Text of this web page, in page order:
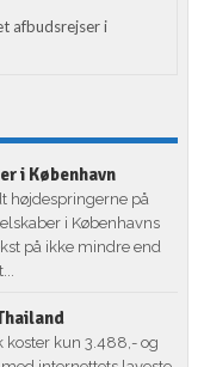
afbudsrejser i
i København
højdespringerne på
i Københavns
på ikke mindre end
koster kun 3.488,- og